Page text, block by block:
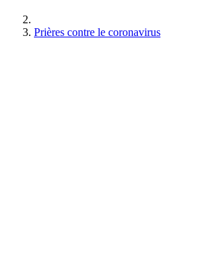
Prières contre le coronavirus